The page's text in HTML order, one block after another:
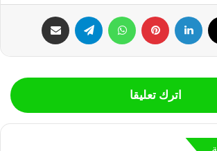
اترك تعليقا